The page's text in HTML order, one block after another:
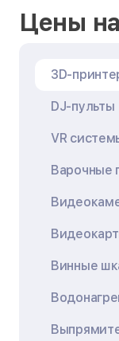
Цены
3D-
DJ-пульты
VR
Варочные
Винные